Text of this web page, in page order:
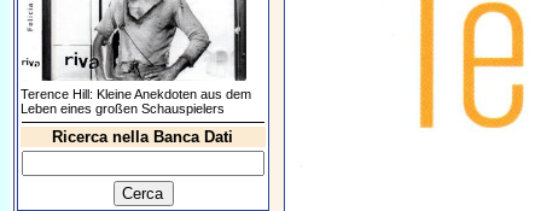
Terence Hill: Kleine Anekdoten aus dem
Leben eines großen Schauspielers
Ricerca nella Banca Dati